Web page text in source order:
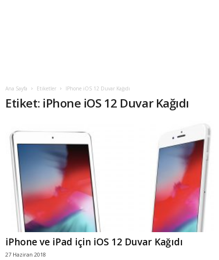
Ana Sayfa Etiketler IPhone iOS 12 Duvar Kağıdı
Etiket: iPhone iOS 12 Duvar Kağıdı
iPhone ve iPad için iOS 12 Duvar Kağıdı
27 Haziran 2018